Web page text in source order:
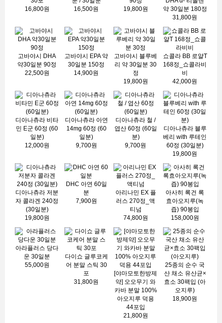
16,800원
16,500원
19,800원
약 30일분 180정
31,800원
고바야시 DHA
약30일분 90정
22,500원
고바야시 EPA 약
30일분 150정
14,900원
고바야시 블루베
리 약 30일분 30
정
19,800원
쇼콜라 BB 로얄T
168정_쇼콜라비
비
42,000원
디아나츄라 비타
민 E군 60정 (60
일분)
12,000원
디아나츄라 아연
14mg 60정 (60
일분)
9,700원
디아나츄라 철 /
엽산 60정 (60일
분)
9,700원
디아나츄라 블루
베리 with 루테인
60정 (30일분)
19,800원
디아나츄라 저분
자 콜라겐 240정
(30일분)
19,800원
DHC 아연 60일
분
7,900원
아리나민 EX 플
러스 270정_액
티넘
74,800원
아사히 록건 록
효아오지루(녹
즙) 90봉입
158,000원
아라플러스 당다
운 30일분
55,000원
다이쇼 글루코케
어 분말 스틱 30
포
31,800원
[야마모토한방제
약] 오오무기 와
카바 분말 100%
아오지루 덕용
44포입
21,800원
25종의 순수 국
산 채소 유산균×
효소 30팩입 (아
오지루)
18,900원